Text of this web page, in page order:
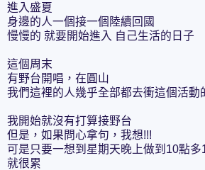
進入盛夏
身邊的人一個接一個陸續回國
慢慢的 就要開始進入 自己生活的日子
這個周末
有野台開唱，在圓山
我們這裡的人幾乎全部都去衝這個活動
我開始就沒有打算接野台
但是，如果問心拿句，我想!!!
可是只要一想到星期天晚上做到10點
就很累